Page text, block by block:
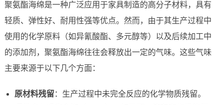
聚氨酯海绵是一种广泛应用于家具制造的高分子材料，具有
轻质、弹性好、耐用性强等优点。然而，由于其生产过程中
使用的化学原料（如异氰酸酯、多元醇等）以及后续加工中
的添加剂，聚氨酯海绵往往会释放出一定的气味。这些气味
主要来源于以下几个方面：
原材料残留：生产过程中未完全反应的化学物质残留。